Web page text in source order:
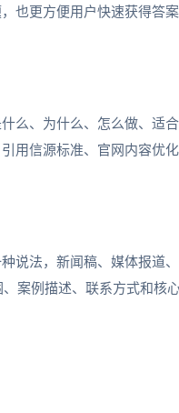
也更方便用户快速获得答案
么、为什么、怎么做、适
用信源标准、官网内容优
说法，新闻稿、媒体报道
案例描述、联系方式和核